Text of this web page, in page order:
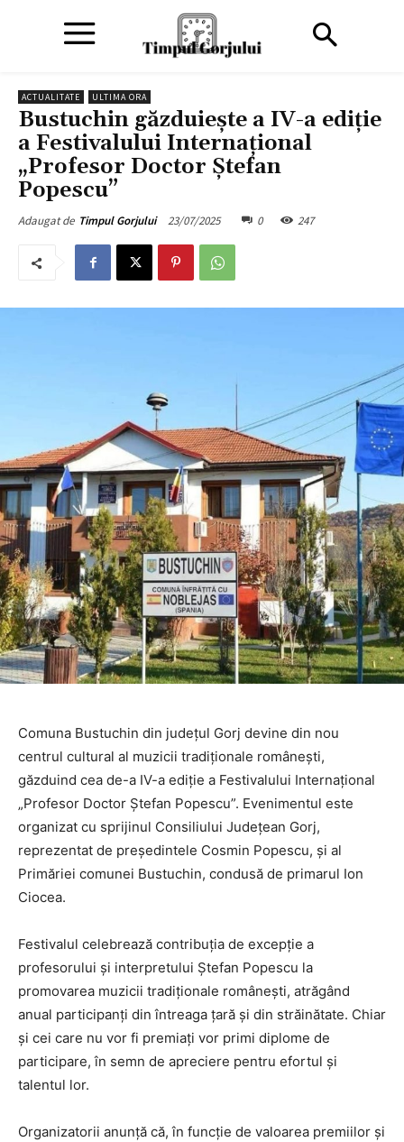
ACTUALITATE ULTIMA ORA
Bustuchin găzduiește a IV-a ediție
a Festivalului Internațional
„Profesor Doctor Ștefan
Popescu”
Adaugat de Timpul Gorjului 23/07/2025 0 247
Comuna Bustuchin din județul Gorj devine din nou
centrul cultural al muzicii tradiționale românești,
găzduind cea de-a IV-a ediție a Festivalului Internațional
„Profesor Doctor Ștefan Popescu”. Evenimentul este
organizat cu sprijinul Consiliului Județean Gorj,
reprezentat de președintele Cosmin Popescu, și al
Primăriei comunei Bustuchin, condusă de primarul Ion
Ciocea.
Festivalul celebrează contribuția de excepție a
profesorului și interpretului Ștefan Popescu la
promovarea muzicii tradiționale românești, atrăgând
anual participanți din întreaga țară și din străinătate. Chiar
și cei care nu vor fi premiați vor primi diplome de
participare, în semn de apreciere pentru efortul și
talentul lor.
Organizatorii anunță că, în funcție de valoarea premiilor și